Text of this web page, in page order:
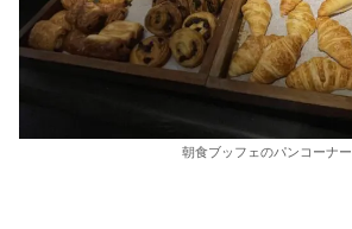
朝食ブッフェのパンコーナー